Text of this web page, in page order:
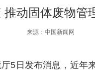
动固体废物管
来源：中国新闻网
日发布消息，近年